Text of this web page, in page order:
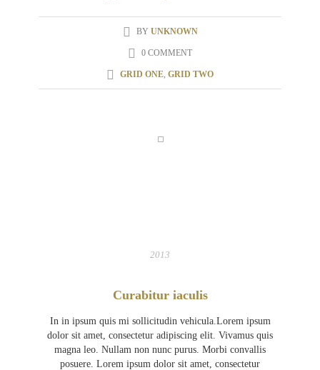
BY UNKNOWN
0 COMMENT
GRID ONE, GRID TWO
2013
Curabitur iaculis
In in ipsum quis mi sollicitudin vehicula.Lorem ipsum
dolor sit amet, consectetur adipiscing elit. Vivamus quis
magna leo. Nullam non nunc purus. Morbi convallis
posuere. Lorem ipsum dolor sit amet, consectetur